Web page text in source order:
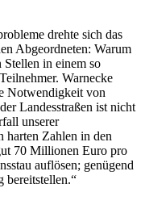
drehte sich das
Abgeordneten: Warum
in einem so
Warnecke
Notwendigkeit von
Landesstraßen ist nicht
unserer
harten Zahlen in den
70 Millionen Euro pro
auflösen; genügend
bereitstellen.“